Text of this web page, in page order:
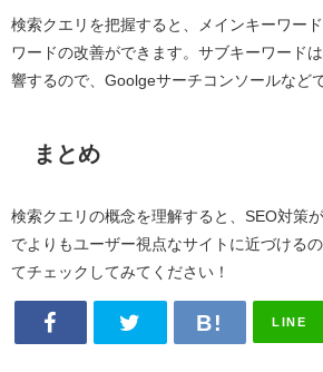
検索クエリを把握すると、メインキーワー
ワードの改善ができます。サブキーワード
響するので、Goolgeサーチコンソールなど
まとめ
検索クエリの概念を理解すると、SEO対策
でよりもユーザー視点なサイトに近づける
てチェックしてみてください！
LINE